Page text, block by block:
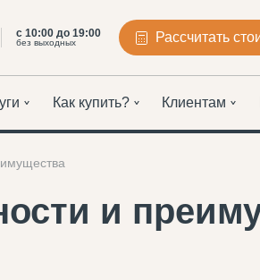
с 10:00 до 19:00
без выходных
Как купить? Клиентам
и